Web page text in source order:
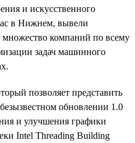
и искусственного
в Нижнем, вывели
компаний по всему
задач машинного
позволяет представить
обновлении 1.0
и улучшения графики
Intel Threading Building